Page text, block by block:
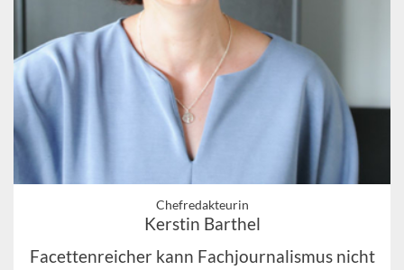
Chefredakteurin
Kerstin Barthel
Facettenreicher kann Fachjournalismus nicht